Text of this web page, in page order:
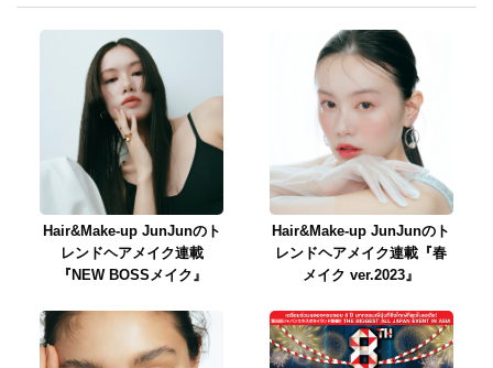
Hair&Make-up JunJunのト
レンドヘアメイク連載
『NEW BOSSメイク』
Hair&Make-up JunJunのト
レンドヘアメイク連載『春
メイク ver.2023』